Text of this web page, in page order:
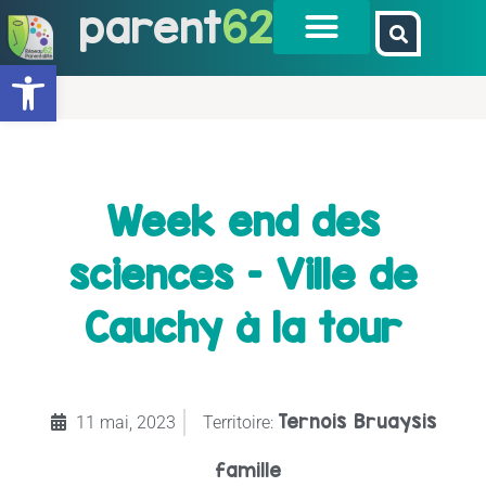
Ouvrir la barre d’outils
parent62
Week end des
sciences – Ville de
Cauchy à la tour
11 mai, 2023 Territoire: Ternois Bruaysis
famille